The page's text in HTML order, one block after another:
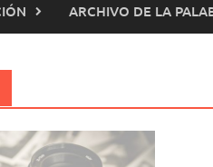
ARCHIVO DE LA